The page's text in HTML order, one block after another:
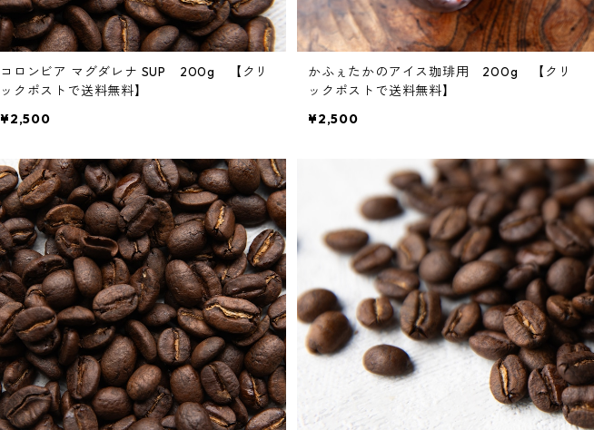
コロンビア マグダレナ SUP 200g 【クリ
ックポストで送料無料】
¥2,500
かふぇたかのアイス珈琲用 200g 【クリ
ックポストで送料無料】
¥2,500